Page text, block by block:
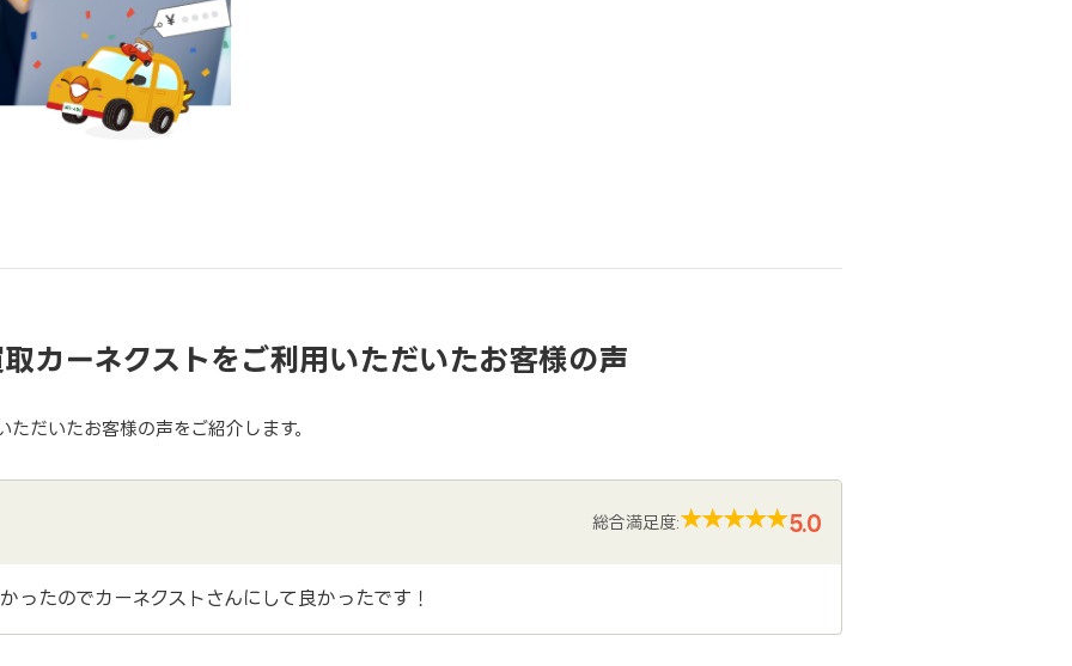
カーネクストをご利用いただいたお客様の声
だいたお客様の声をご紹介します。
総合満足度: 5.0
ったのでカーネクストさんにして良かったです！